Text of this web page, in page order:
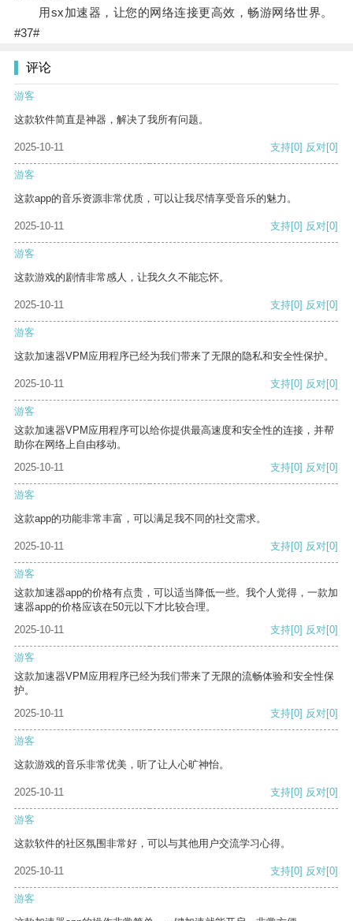
用sx加速器，让您的网络连接更高效，畅游网络世界。
#37#
评论
游客
这款软件简直是神器，解决了我所有问题。
2025-10-11 支持[0] 反对[0]
游客
这款app的音乐资源非常优质，可以让我尽情享受音乐的魅力。
2025-10-11 支持[0] 反对[0]
游客
这款游戏的剧情非常感人，让我久久不能忘怀。
2025-10-11 支持[0] 反对[0]
游客
这款加速器VPM应用程序已经为我们带来了无限的隐私和安全性保护。
2025-10-11 支持[0] 反对[0]
游客
这款加速器VPM应用程序可以给你提供最高速度和安全性的连接，并帮
助你在网络上自由移动。
2025-10-11
支持[0] 反对[0]
游客
这款app的功能非常丰富，可以满足我不同的社交需求。
2025-10-11 支持[0] 反对[0]
游客
这款加速器app的价格有点贵，可以适当降低一些。我个人觉得，一款加
速器app的价格应该在50元以下才比较合理。
2025-10-11
支持[0] 反对[0]
游客
这款加速器VPM应用程序已经为我们带来了无限的流畅体验和安全性保
护。
2025-10-11
支持[0] 反对[0]
游客
这款游戏的音乐非常优美，听了让人心旷神怡。
2025-10-11 支持[0] 反对[0]
游客
这款软件的社区氛围非常好，可以与其他用户交流学习心得。
2025-10-11 支持[0] 反对[0]
游客